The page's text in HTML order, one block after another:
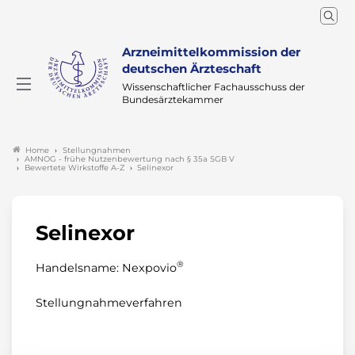
Arzneimittelkommission der
deutschen Ärzteschaft
Wissenschaftlicher Fachausschuss der
Bundesärztekammer
Home
Stellungnahmen
AMNOG - frühe Nutzenbewertung nach § 35a SGB V
Bewertete Wirkstoffe A-Z
Selinexor
Selinexor
Handelsname: Nexpovio®
Stellungnahmeverfahren